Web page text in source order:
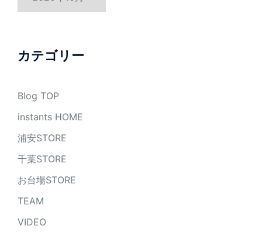
ブ
カテゴリー
Blog TOP
instants HOME
浦安STORE
千葉STORE
お台場STORE
TEAM
VIDEO